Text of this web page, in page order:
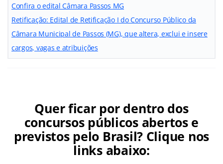
Confira o edital Câmara Passos MG
Retificação: Edital de Retificação I do Concurso Público da
Câmara Municipal de Passos (MG), que altera, exclui e insere
cargos, vagas e atribuições
Quer ficar por dentro dos
concursos públicos abertos e
previstos pelo Brasil? Clique nos
links abaixo: